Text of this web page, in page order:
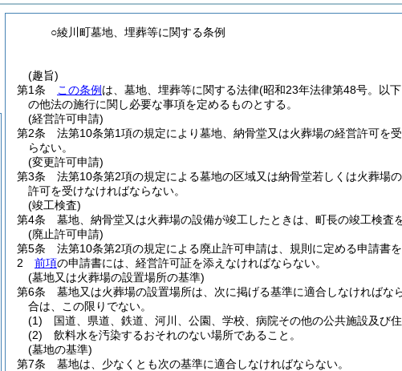
○綾川町墓地、埋葬等に関する条例
(趣旨)
第1条
この条例 は、墓地、埋葬等に関する法律(昭和23年法律第48号。以
の他法の施行に関し必要な事項を定めるものとする。
(経営許可申請)
第2条
法第10条第1項の規定により墓地、納骨堂又は火葬場の経営許可を
らない。
(変更許可申請)
第3条
法第10条第2項の規定による墓地の区域又は納骨堂若しくは火葬場
許可を受けなければならない。
(竣工検査)
第4条
墓地、納骨堂又は火葬場の設備が竣工したときは、町長の竣工検査
(廃止許可申請)
第5条
法第10条第2項の規定による廃止許可申請は、規則に定める申請書
2
前項の申請書には、経営許可証を添えなければならない。
(墓地又は火葬場の設置場所の基準)
第6条
墓地又は火葬場の設置場所は、次に掲げる基準に適合しなければなら
合は、この限りでない。
(1)
国道、県道、鉄道、河川、公園、学校、病院その他の公共施設及び
(2)
飲料水を汚染するおそれのない場所であること。
(墓地の基準)
第7条
墓地は、少なくとも次の基準に適合しなければならない。